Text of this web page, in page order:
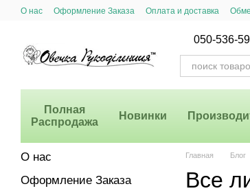
Перейти к основному контенту
О нас Оформление Заказа Оплата и доставка
050-536-
Полная
Распродажа
Новинки
Главная Блог
Все
О нас
Оформление Заказа